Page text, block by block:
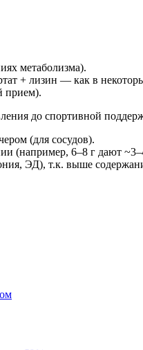
метаболизма).
+ лизин — как в
прием).
до спортивной
(для сосудов).
(например, 6–8 г дают
ЭД), т.к. выше